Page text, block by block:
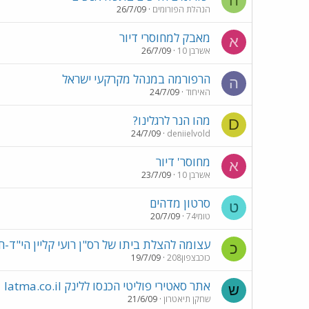
הנהלת הפורומים 26/7/09
א מאבק למחוסרי דיור
אשרבן 10 26/7/09
ה הרפורמה במנהל מקרקעי ישראל
האיחוד 24/7/09
D מהו הנר לרגלינו?
deniielvold
24/7/09
א מחוסר' דיור
אשרבן 10 23/7/09
ט סרטון מדהים
טומי74 20/7/09
כ עצומה להצלת ביתו של רס"ן רועי קליין
כוכבצפון208 19/7/09
ש אתר סאטירי פוליטי הכנסו ללינק latma.co.il
שחקן תיאטרון 21/6/09